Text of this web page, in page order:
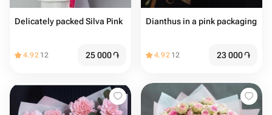
Delicately packed Silva Pink
4.92 12 25 000֏
Dianthus in a pink packaging
4.92 12 23 000֏